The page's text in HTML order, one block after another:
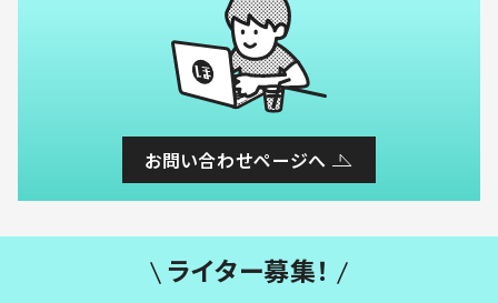
お問い合わせページへ
ライター募集！